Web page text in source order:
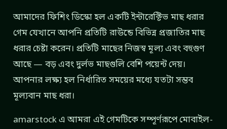
আমাদের ফিশিং ডিস্কো হল একটি ইন্টারেক্টিভ মাছ ধরার
গেম যেখানে আপনি প্রতিটি রাউন্ডে বিভিন্ন প্রজাতির মাছ
ধরার চেষ্টা করেন। প্রতিটি মাছের নিজস্ব মূল্য এবং বহুগুণ
আছে — বড় এবং দুর্লভ মাছগুলি বেশি পয়েন্ট দেয়।
আপনার লক্ষ্য হল নির্ধারিত সময়ের মধ্যে যতটা সম্ভব
মূল্যবান মাছ ধরা।
amarstock এ আমরা এই গেমটিকে সম্পূর্ণরূপে মোবাইল-